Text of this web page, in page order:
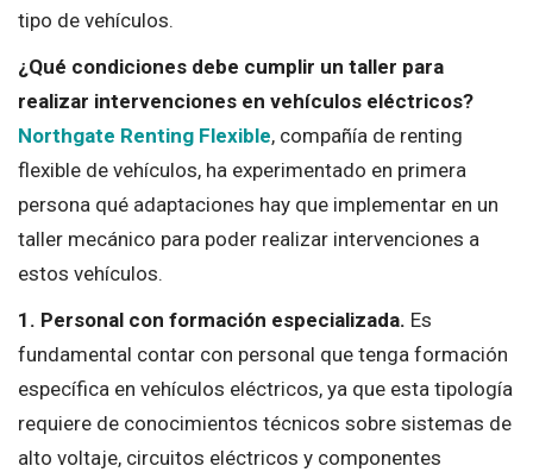
tipo de vehículos.
¿Qué condiciones debe cumplir un taller para
realizar intervenciones en vehículos eléctricos?
Northgate Renting Flexible, compañía de renting
flexible de vehículos, ha experimentado en primera
persona qué adaptaciones hay que implementar en un
taller mecánico para poder realizar intervenciones a
estos vehículos.
1. Personal con formación especializada. Es
fundamental contar con personal que tenga formación
específica en vehículos eléctricos, ya que esta tipología
requiere de conocimientos técnicos sobre sistemas de
alto voltaje, circuitos eléctricos y componentes